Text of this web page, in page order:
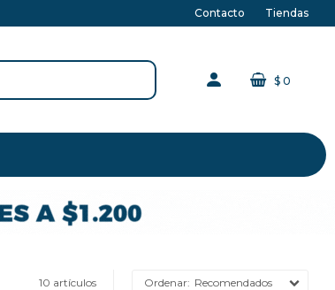
$ 0
Contacto Tiendas
10 artículos Recomendados